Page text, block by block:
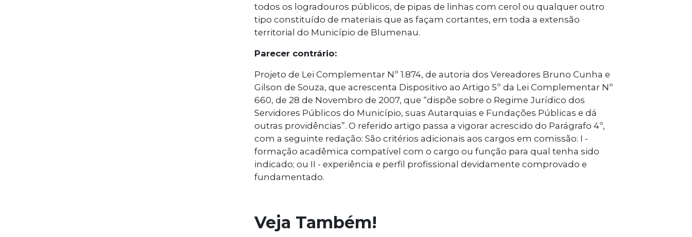
todos os logradouros públicos, de pipas de linhas com cerol ou qualquer outro
tipo constituído de materiais que as façam cortantes, em toda a extensão
territorial do Município de Blumenau.
Parecer contrário:
Projeto de Lei Complementar Nº 1.874, de autoria dos Vereadores Bruno Cunha e
Gilson de Souza, que acrescenta Dispositivo ao Artigo 5º da Lei Complementar Nº
660, de 28 de Novembro de 2007, que “dispõe sobre o Regime Jurídico dos
Servidores Públicos do Município, suas Autarquias e Fundações Públicas e dá
outras providências”. O referido artigo passa a vigorar acrescido do Parágrafo 4º,
com a seguinte redação: São critérios adicionais aos cargos em comissão: I -
formação acadêmica compatível com o cargo ou função para qual tenha sido
indicado; ou II - experiência e perfil profissional devidamente comprovado e
fundamentado.
Veja Também!